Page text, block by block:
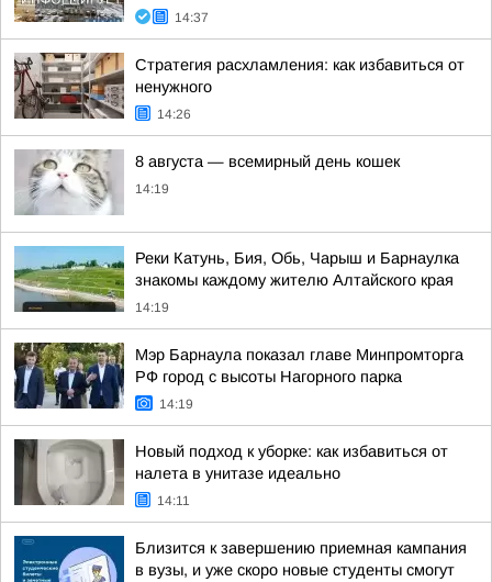
14:37
Стратегия расхламления: как избавиться от
ненужного
14:26
8 августа — всемирный день кошек
14:19
Реки Катунь, Бия, Обь, Чарыш и Барнаулка
знакомы каждому жителю Алтайского края
14:19
Мэр Барнаула показал главе Минпромторга
РФ город с высоты Нагорного парка
14:19
Новый подход к уборке: как избавиться от
налета в унитазе идеально
14:11
Близится к завершению приемная кампания
в вузы, и уже скоро новые студенты смогут